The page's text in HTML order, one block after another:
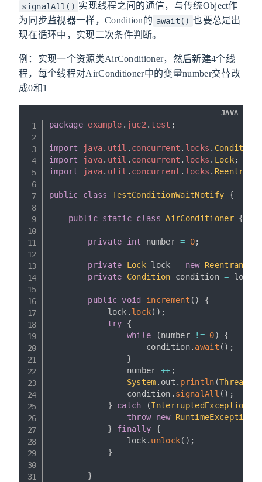
signalAll() 实现线程之间的通信，与传统Object作
为同步监视器一样，Condition的 await() 也要总是出
现在循环中，实现二次条件判断。
例：实现一个资源类AirConditioner，然后新建4个线
程，每个线程对AirConditioner中的变量number交替改
成0和1
package example . juc2 . test ;
import java. util . concurrent . locks . Condition
import
java. util . concurrent . locks . Lock;
import
java. util . concurrent . locks .
public class TestConditionWaitNotify {
public static class AirConditioner {
private int number = 0;
private Lock lock = new
private
Condition condition = lock
public void increment ( )
{
            lock
. lock( ) ;
try
{
while
(number != 0)
{
                    condition
. await ( ) ;
}
                number
++ ;
System . out . println (Thread
                condition
. signalAll ( ) ;
}
catch (InterruptedException
throw new RuntimeException
}
finally
{
                lock
. unlock( ) ;
}
}
JAVA